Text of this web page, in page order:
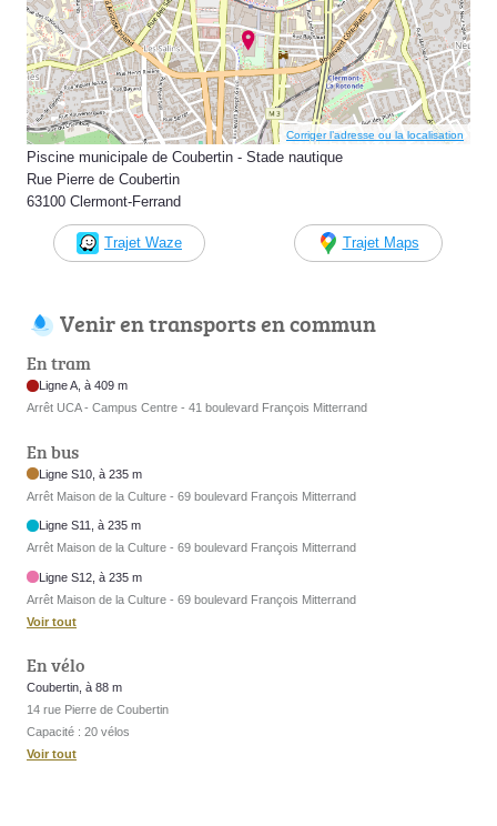
Corriger l’adresse ou la localisation
Piscine municipale de Coubertin - Stade nautique
Rue Pierre de Coubertin
63100 Clermont-Ferrand
Trajet Waze Trajet Maps
Venir en transports en commun
En tram
Ligne A, à 409 m
Arrêt UCA - Campus Centre - 41 boulevard François Mitterrand
En bus
Ligne S10, à 235 m
Arrêt Maison de la Culture - 69 boulevard François Mitterrand
Ligne S11, à 235 m
Arrêt Maison de la Culture - 69 boulevard François Mitterrand
Ligne S12, à 235 m
Arrêt Maison de la Culture - 69 boulevard François Mitterrand
Voir tout
En vélo
Coubertin, à 88 m
14 rue Pierre de Coubertin
Capacité : 20 vélos
Voir tout